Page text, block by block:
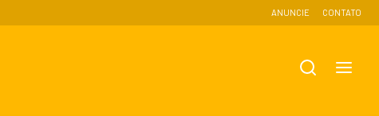
ANUNCIE CONTATO